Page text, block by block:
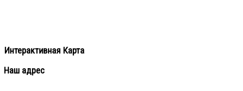
Интерактивная Карта
Наш адрес